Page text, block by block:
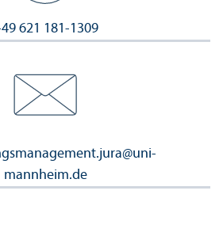
621 181-1309
@uni-
mannheim.de